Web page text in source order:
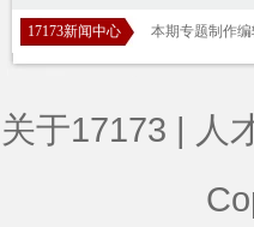
17173新闻中心 本期专题制作
关于17173 | 人